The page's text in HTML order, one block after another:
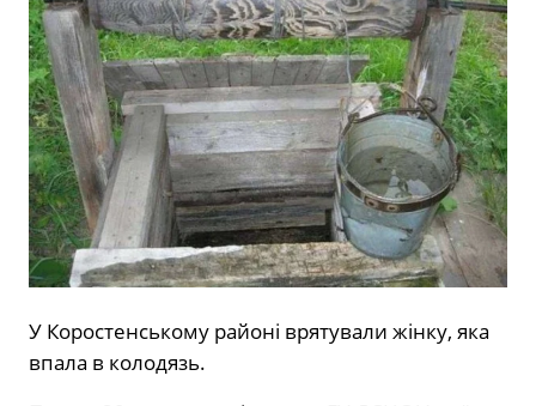
У Коростенському районі врятували жінку, яка
впала в колодязь.